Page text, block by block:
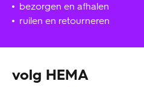
bezorgen en afhalen
ruilen en retourneren
volg HEMA